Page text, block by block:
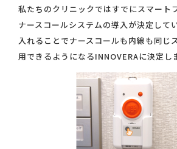
私たちのクリニックではすでにスマート
ナースコールシステムの導入が決定して
入れることでナースコールも内線も同じ
用できるようになるINNOVERAに決定し